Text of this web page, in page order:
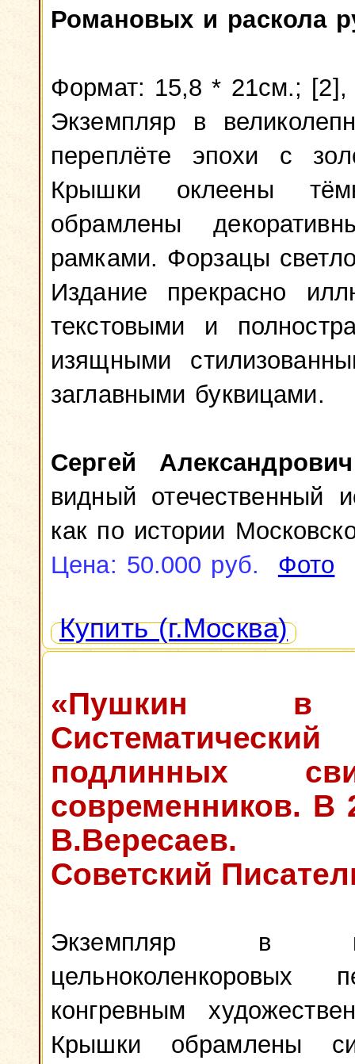
Романовых и раскола
Формат: 15,8 * 21см.; [2],
Экземпляр в
переплёте эпохи с
Крышки оклеены
обрамлены
рамками. Форзацы
Издание прекрасно
текстовыми и
изящными
заглавными буквицами.
Сергей
видный отечественный
как по истории
Цена: 50.000 руб. Фото
Купить (г.Москва)
«Пушкин в
подлинных
современников. В
В.Вересаев.
Советский
Экземпляр в
конгревным
Крышки обрамлены